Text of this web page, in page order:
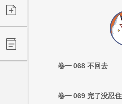
卷一 068 不回去
卷一 069 完了没忍住